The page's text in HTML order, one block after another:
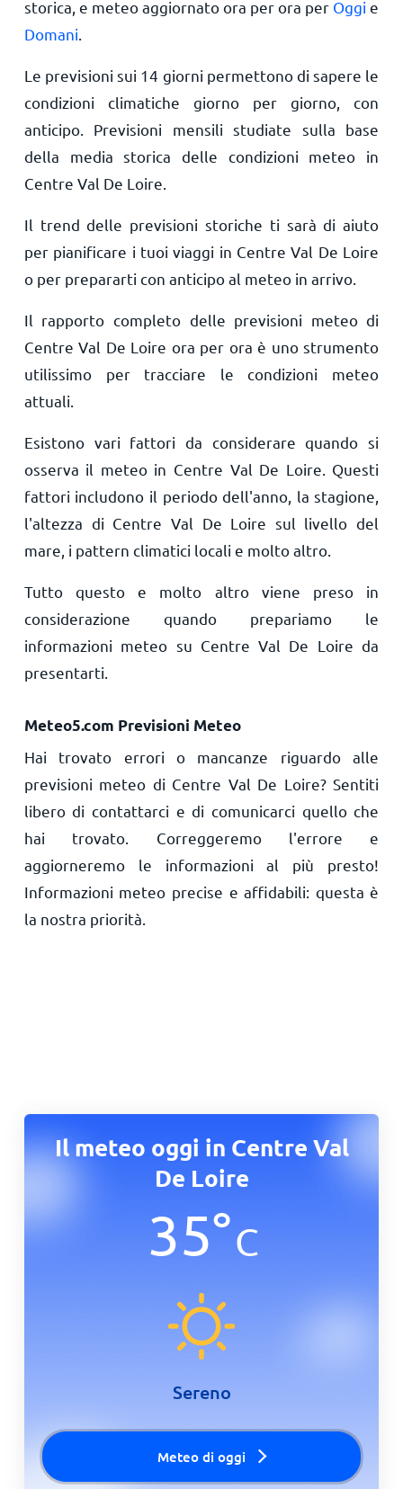
storica, e meteo aggiornato ora per ora per Oggi e
Domani
Le previsioni sui 14 giorni permettono di sapere le
condizioni climatiche giorno per giorno, con
anticipo. Previsioni mensili studiate sulla base
della media storica delle condizioni meteo in
Centre Val De Loire.
Il trend delle previsioni storiche ti sarà di aiuto
per pianificare i tuoi viaggi in Centre Val De Loire
o per prepararti con anticipo al meteo in arrivo.
Il rapporto completo delle previsioni meteo di
Centre Val De Loire ora per ora è uno strumento
utilissimo per tracciare le condizioni meteo
attuali.
Esistono vari fattori da considerare quando si
osserva il meteo in Centre Val De Loire. Questi
fattori includono il periodo dell'anno, la stagione,
l'altezza di Centre Val De Loire sul livello del
mare, i pattern climatici locali e molto altro.
Tutto questo e molto altro viene preso in
considerazione quando prepariamo le
informazioni meteo su Centre Val De Loire da
presentarti.
Meteo5.com Previsioni Meteo
Hai trovato errori o mancanze riguardo alle
previsioni meteo di Centre Val De Loire? Sentiti
libero di contattarci e di comunicarci quello che
hai trovato. Correggeremo l'errore e
aggiorneremo le informazioni al più presto!
Informazioni meteo precise e affidabili: questa è
la nostra priorità.
Il meteo oggi in Centre Val
De Loire
35°C
Sereno
Meteo di oggi